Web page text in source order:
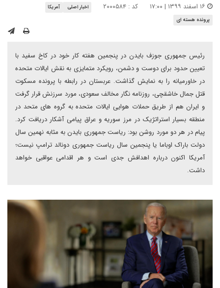
کد : ۲۰۰۰۵۸۴ اخبار اصلی
آمریکا
پرونده هسته ای
رئیس جمهوری جوزف بایدن در پنجمین هفته کار خود در کاخ سفید با
تعیین حدود برای دوست و دشمن، رویکرد متمایزی به نقش ایالات متحده
در خاورمیانه را به نمایش گذاشت. عربستان در رابطه با پرونده مسکوت
قتل جمال خاشقچی، روزنامه نگار مخالف سعودی، مورد سرزنش قرار گرفت
و ایران هم از طریق حملات هوایی ایالات متحده به گروه های متحد در
منطقه بسیار استراتژیک در مرز سوریه و عراق پیامی آشکار دریافت کرد.
پیام در هر دو مورد روشن بود: ریاست جمهوری بایدن به مثابه نهمین سال
دولت باراک اوباما یا پنجمین سال ریاست جمهوری دونالد ترامپ نیست؛
آمریکا اکنون درباره اهدافش جدی است و هر اقدامی عواقبی خواهد
داشت.